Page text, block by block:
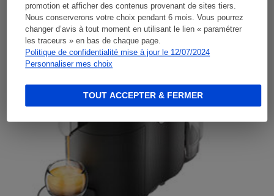
promotion et afficher des contenus provenant de sites tiers.
Nous conserverons votre choix pendant 6 mois. Vous pourrez
changer d’avis à tout moment en utilisant le lien « paramétrer
les traceurs » en bas de chaque page.
Politique de confidentialité mise à jour le 12/07/2024
Personnaliser mes choix
TOUT ACCEPTER & FERMER